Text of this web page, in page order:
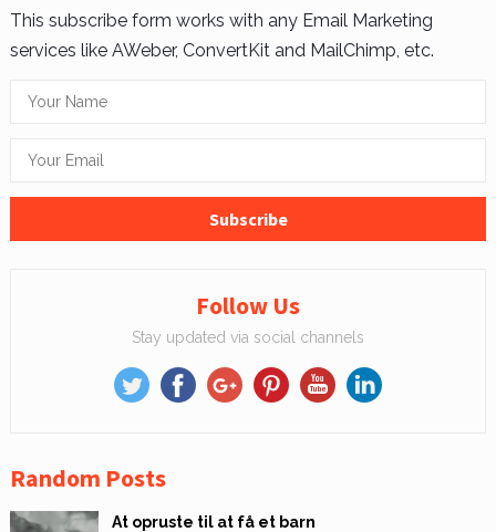
This subscribe form works with any Email Marketing
services like AWeber, ConvertKit and MailChimp, etc.
Follow Us
Stay updated via social channels
Random Posts
At opruste til at få et barn